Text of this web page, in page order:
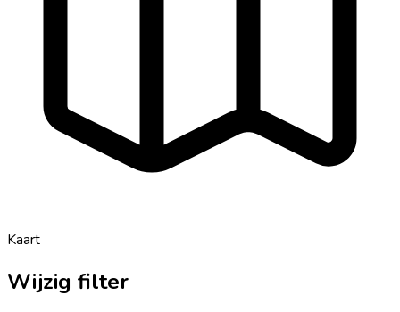
Kaart
Wijzig filter